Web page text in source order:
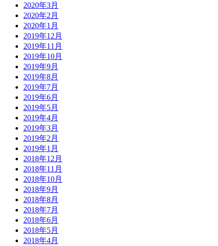
2020年3月
2020年2月
2020年1月
2019年12月
2019年11月
2019年10月
2019年9月
2019年8月
2019年7月
2019年6月
2019年5月
2019年4月
2019年3月
2019年2月
2019年1月
2018年12月
2018年11月
2018年10月
2018年9月
2018年8月
2018年7月
2018年6月
2018年5月
2018年4月